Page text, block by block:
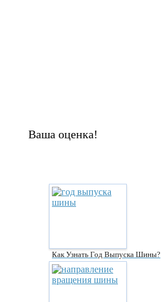
Ваша оценка!
Как Узнать Год Выпуска Шины?